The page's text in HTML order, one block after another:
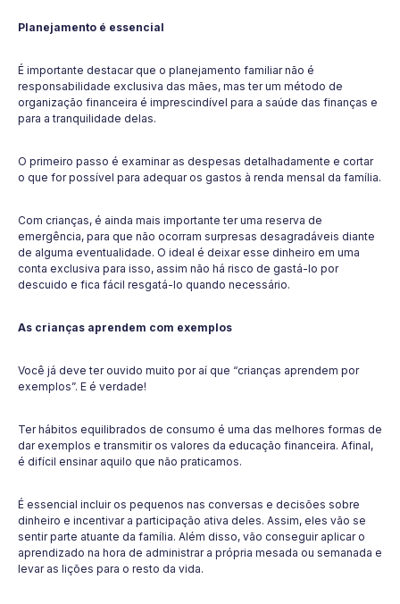
Planejamento é essencial
É importante destacar que o planejamento familiar não é
responsabilidade exclusiva das mães, mas ter um método de
organização financeira é imprescindível para a saúde das finanças e
para a tranquilidade delas.
O primeiro passo é examinar as despesas detalhadamente e cortar
o que for possível para adequar os gastos à renda mensal da família.
Com crianças, é ainda mais importante ter uma reserva de
emergência, para que não ocorram surpresas desagradáveis diante
de alguma eventualidade. O ideal é deixar esse dinheiro em uma
conta exclusiva para isso, assim não há risco de gastá-lo por
descuido e fica fácil resgatá-lo quando necessário.
As crianças aprendem com exemplos
Você já deve ter ouvido muito por aí que “crianças aprendem por
exemplos”. E é verdade!
Ter hábitos equilibrados de consumo é uma das melhores formas de
dar exemplos e transmitir os valores da educação financeira. Afinal,
é difícil ensinar aquilo que não praticamos.
É essencial incluir os pequenos nas conversas e decisões sobre
dinheiro e incentivar a participação ativa deles. Assim, eles vão se
sentir parte atuante da família. Além disso, vão conseguir aplicar o
aprendizado na hora de administrar a própria mesada ou semanada e
levar as lições para o resto da vida.